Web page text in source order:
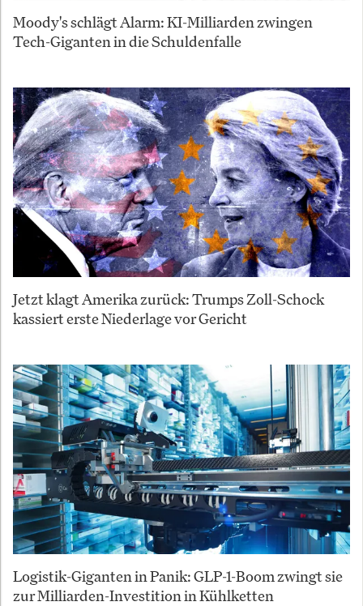
Moody's schlägt Alarm: KI-Milliarden zwingen
Tech-Giganten in die Schuldenfalle
Jetzt klagt Amerika zurück: Trumps Zoll-Schock
kassiert erste Niederlage vor Gericht
Logistik-Giganten in Panik: GLP-1-Boom zwingt sie
zur Milliarden-Investition in Kühlketten